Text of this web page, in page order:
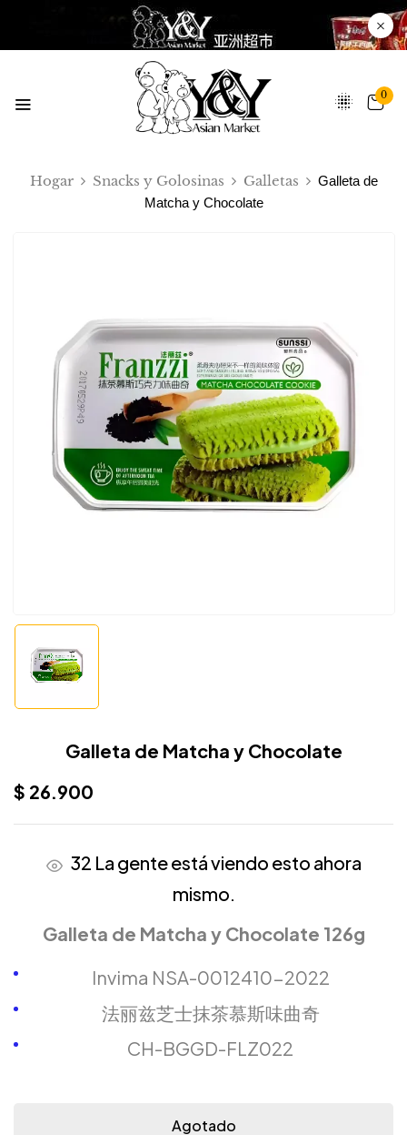
0
Hogar Snacks y Golosinas Galletas
Galleta de
Matcha y Chocolate
Galleta de Matcha y Chocolate
$ 26.900
32 La gente está viendo esto ahora
mismo.
Galleta de Matcha y Chocolate 126g
Invima NSA-0012410-2022
法丽兹芝士抹茶慕斯味曲奇
CH-BGGD-FLZ022
Agotado